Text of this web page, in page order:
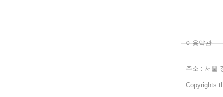
이용약관
주소 : 서울
Copyrights